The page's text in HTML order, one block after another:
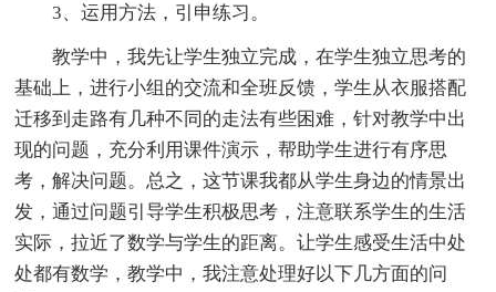
3、运用方法，引申练习。
教学中，我先让学生独立完成，在学生独立思考的
基础上，进行小组的交流和全班反馈，学生从衣服搭配
迁移到走路有几种不同的走法有些困难，针对教学中出
现的问题，充分利用课件演示，帮助学生进行有序思
考，解决问题。总之，这节课我都从学生身边的情景出
发，通过问题引导学生积极思考，注意联系学生的生活
实际，拉近了数学与学生的距离。让学生感受生活中处
处都有数学，教学中，我注意处理好以下几方面的问